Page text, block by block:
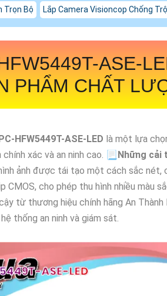
Trọn Bộ Lắp Camera Visioncop Chống
ASE-
PHẨM CHẤT
HFW5449T-ASE-LED là một lựa
xác và an ninh cao. 📃 Những cải
ảnh được tái tạo một cách sắc nét,
CMOS, cho phép thu hình nhiều màu
từ thương hiệu chính hãng An
thống an ninh và giám sát.